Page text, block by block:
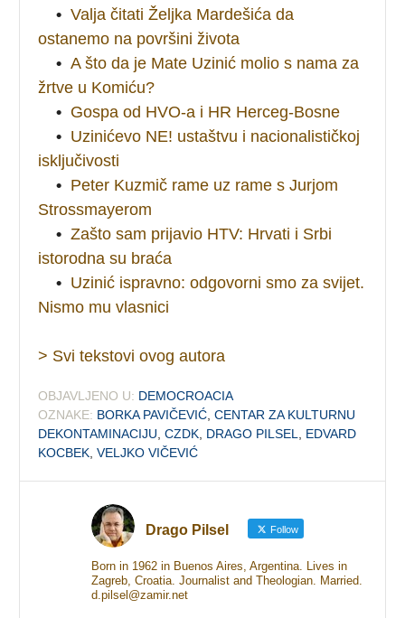
• Valja čitati Željka Mardešića da
ostanemo na površini života
• A što da je Mate Uzinić molio s nama za
žrtve u Komiću?
• Gospa od HVO-a i HR Herceg-Bosne
• Uzinićevo NE! ustaštvu i nacionalističkoj
isključivosti
• Peter Kuzmič rame uz rame s Jurjom
Strossmayerom
• Zašto sam prijavio HTV: Hrvati i Srbi
istorodna su braća
• Uzinić ispravno: odgovorni smo za svijet.
Nismo mu vlasnici
> Svi tekstovi ovog autora
OBJAVLJENO U: DEMOCROACIA
OZNAKE: BORKA PAVIČEVIĆ ,CENTAR ZA KULTURNU
DEKONTAMINACIJU ,CZDK DRAGO PILSEL
EDVARD
KOCBEK ,VELJKO VIČEVIĆ
Drago Pilsel Follow
Born in 1962 in Buenos Aires, Argentina. Lives in
Zagreb, Croatia. Journalist and Theologian. Married.
d.pilsel@zamir.net